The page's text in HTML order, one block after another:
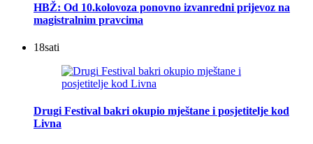
HBŽ: Od 10.kolovoza ponovno izvanredni prijevoz na
magistralnim pravcima
18sati
Drugi Festival bakri okupio mještane i posjetitelje kod
Livna